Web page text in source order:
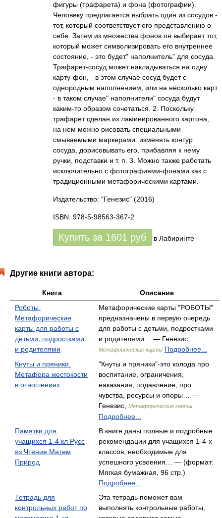
фигуры (трафарета) и фона (фотографии).
Человеку предлагается выбрать один из сосудов -
тот, который соответствует его представлению о
себе. Затем из множества фонов он выбирает тот,
который может символизировать его внутреннее
состояние, - это будет" наполнитель" для сосуда.
Трафарет-сосуд может накладываться на одну
карту-фон, - в этом случае сосуд будет с
однородным наполнением, или на несколько карт
- в таком случае" наполнители" сосуда будут
каким-то образом сочетаться. 2. Поскольку
трафарет сделан из ламинированного картона,
на нем можно рисовать специальными
смываемыми маркерами: изменять контур
сосуда, дорисовывать его, прибавляя к нему
ручки, подставки и т. п. 3. Можно также работать
исключительно с фотографиями-фонами как с
традиционными метафорическими картами.
Издательство: "Генезис" (2016)
ISBN: 978-5-98563-367-2
Купить за 1601 руб в Лабиринте
Другие книги автора:
Книга
Описание
Роботы.
Метафорические
карты для работы с
детьми, подростками
и родителями
Метафорические карты "РОБОТЫ"
предназначены в первую очередь
для работы с детьми, подростками
и родителями… — Генезис,
Метафорические карты Подробнее...
Кнуты и пряники.
Метафора жестокости
в отношениях
"Кнуты и пряники"-это колода про
воспитание, ограничения,
наказания, подавление, про
чувства, ресурсы и опоры… —
Генезис,
Метафорические карты
Подробнее...
Памятки для
учащихся 1-4 кл Русс
яз Чтение Матем
Природ
В книге даны полные и подробные
рекомендации для учащихся 1-4-х
классов, необходимые для
успешного усвоения… — (формат:
Мягкая бумажная, 96 стр.)
Подробнее...
Тетрадь для
контрольных работ по
Эта тетрадь поможет вам
выполнять контрольные работы,